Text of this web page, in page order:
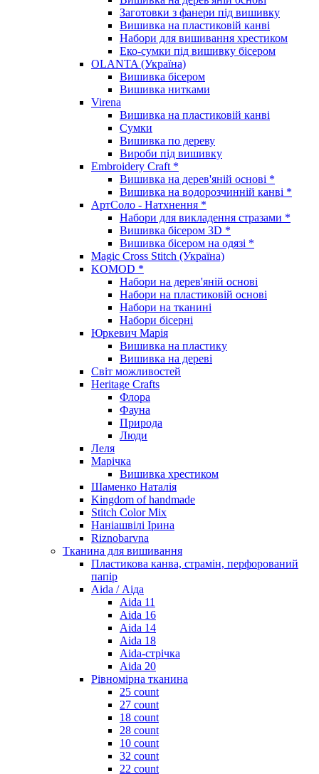
Заготовки з фанери під вишивку
Вишивка на пластиковій канві
Набори для вишивання хрестиком
Еко-сумки під вишивку бісером
OLANTA (Україна)
Вишивка бісером
Вишивка нитками
Virena
Вишивка на пластиковій канві
Сумки
Вишивка по дереву
Вироби під вишивку
Embroidery Craft *
Вишивка на дерев'яній основі *
Вишивка на водорозчинній канві *
АртСоло - Натхнення *
Набори для викладення стразами *
Вишивка бісером 3D *
Вишивка бісером на одязі *
Magic Cross Stitch (Україна)
KOMOD *
Набори на дерев'яній основі
Набори на пластиковій основі
Набори на тканині
Набори бісерні
Юркевич Марія
Вишивка на пластику
Вишивка на дереві
Світ можливостей
Heritage Crafts
Флора
Фауна
Природа
Люди
Леля
Марічка
Вишивка хрестиком
Шаменко Наталія
Kingdom of handmade
Stitch Color Mix
Наніашвілі Ірина
Riznobarvna
Тканина для вишивання
Пластикова канва, страмін, перфорований
папір
Aida / Аіда
Aida 11
Aida 16
Aida 14
Aida 18
Aida-стрічка
Aida 20
Рівномірна тканина
25 count
27 count
18 count
28 count
10 count
32 count
22 count